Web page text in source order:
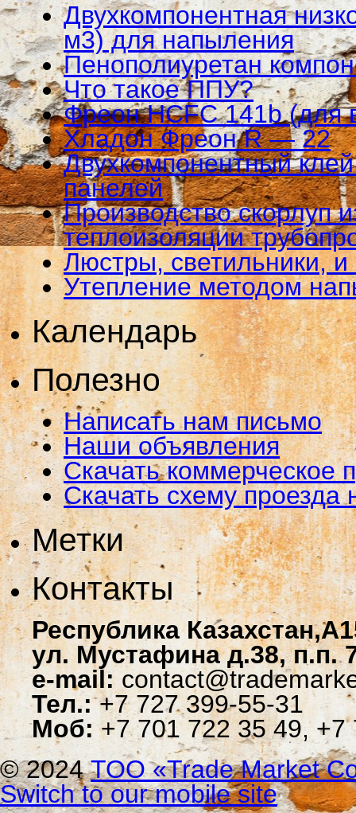
Двухкомпонентная
м3) для напыления
Пенополиуретан
Что такое ППУ?
Фреон HCFC 141b (для
Хладон Фреон R — 22
Двухкомпонентный
панелей
Производство скорлуп
теплоизоляции
Люстры, светильники,
Утепление методом
Календарь
Полезно
Написать нам письмо
Наши объявления
Скачать коммерческое
Скачать схему проезда
Метки
Контакты
Республика
ул. Мустафина д.38, п.п.
e-mail:
Тел.:+7 727 399-55-31
Моб:+7 701 722 35 49, +7
© 2024ТОО «Trade Мarket
Switch to our mobile site